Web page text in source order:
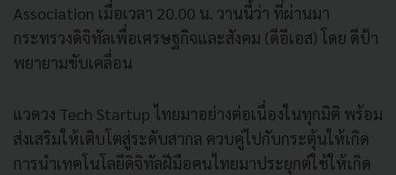
Association เมื่อเวลา 20.00 น. วานนี้ว่า ที่ผ่านมา
กระทรวงดิจิทัลเพื่อเศรษฐกิจและสังคม (ดีอีเอส) โดย ดีป้า
พยายามขับเคลื่อน
แวดวง Tech Startup ไทยมาอย่างต่อเนื่องในทุกมิติ พร้อม
ส่งเสริมให้เติบโตสู่ระดับสากล ควบคู่ไปกับกระตุ้นให้เกิด
การนำเทคโนโลยีดิจิทัลฝีมือคนไทยมาประยุกต์ใช้ให้เกิด